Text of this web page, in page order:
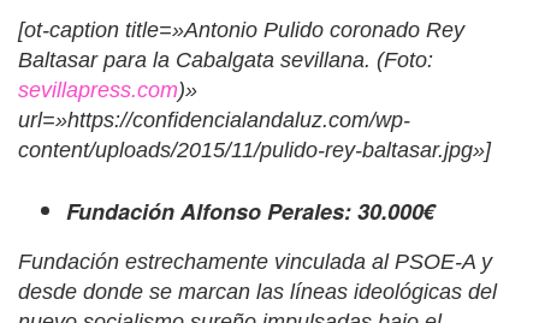
[ot-caption title=»Antonio Pulido coronado Rey
Baltasar para la Cabalgata sevillana. (Foto:
sevillapress.com)»
url=»https://confidencialandaluz.com/wp-
content/uploads/2015/11/pulido-rey-baltasar.jpg»]
Fundación Alfonso Perales: 30.000€
Fundación estrechamente vinculada al PSOE-A y
desde donde se marcan las líneas ideológicas del